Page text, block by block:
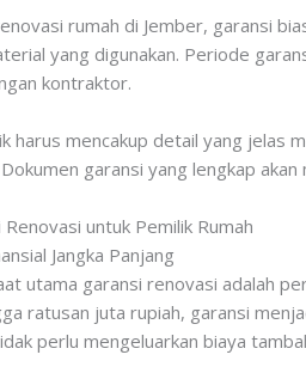
rumah di Jember, garansi
yang digunakan. Periode
kontraktor.
harus mencakup detail yang jelas
garansi yang lengkap
untuk Pemilik Rumah
Jangka Panjang
utama garansi renovasi adalah
ratusan juta rupiah, garansi
perlu mengeluarkan biaya